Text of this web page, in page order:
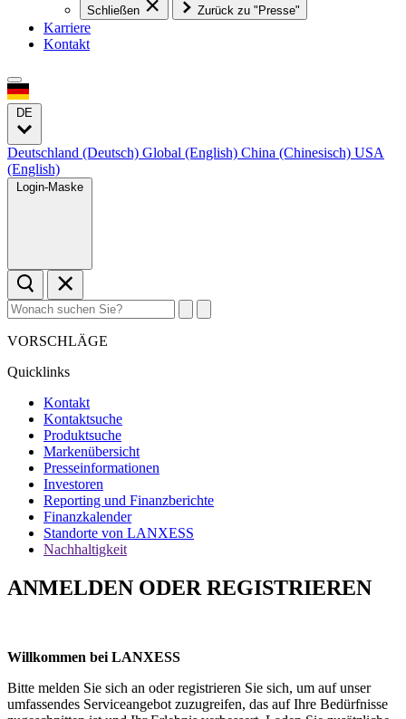
Schließen Zurück zu "Presse"
Karriere
Kontakt
DE
Deutschland (Deutsch) Global (English) China (Chinesisch) USA
(English)
Login-Maske
VORSCHLÄGE
Quicklinks
Kontakt
Kontaktsuche
Produktsuche
Markenübersicht
Presseinformationen
Investoren
Reporting und Finanzberichte
Finanzkalender
Standorte von LANXESS
Nachhaltigkeit
ANMELDEN ODER REGISTRIEREN
Willkommen bei LANXESS
Bitte melden Sie sich an oder registrieren Sie sich, um auf unser
umfassendes Serviceangebot zuzugreifen, das auf Ihre Bedürfnisse